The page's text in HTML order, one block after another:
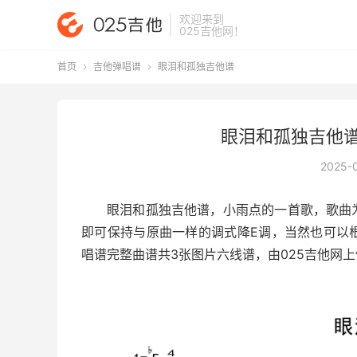
欢迎来到
025吉他网 ！
首页  吉他弹唱谱  眼泪和孤独吉他谱
眼泪和孤独吉他
2025-
眼泪和孤独吉他谱，小雨点的一首歌，歌
即可保持与原曲一样的调式降E调，当然也可
唱谱完整曲谱共3张图片六线谱，由025吉他网